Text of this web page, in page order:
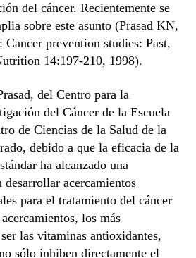
del cáncer. Recientemente se
sobre este asunto (Prasad KN,
prevention studies: Past,
14:197-210, 1998).
del Centro para la
del Cáncer de la Escuela
de Ciencias de la Salud de la
debido a que la eficacia de la
ha alcanzado una
acercamientos
para el tratamiento del cáncer
los más
las vitaminas antioxidantes,
sólo inhiben directamente el